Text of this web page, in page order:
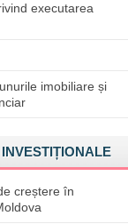
executarea
imobiliare și
creștere în